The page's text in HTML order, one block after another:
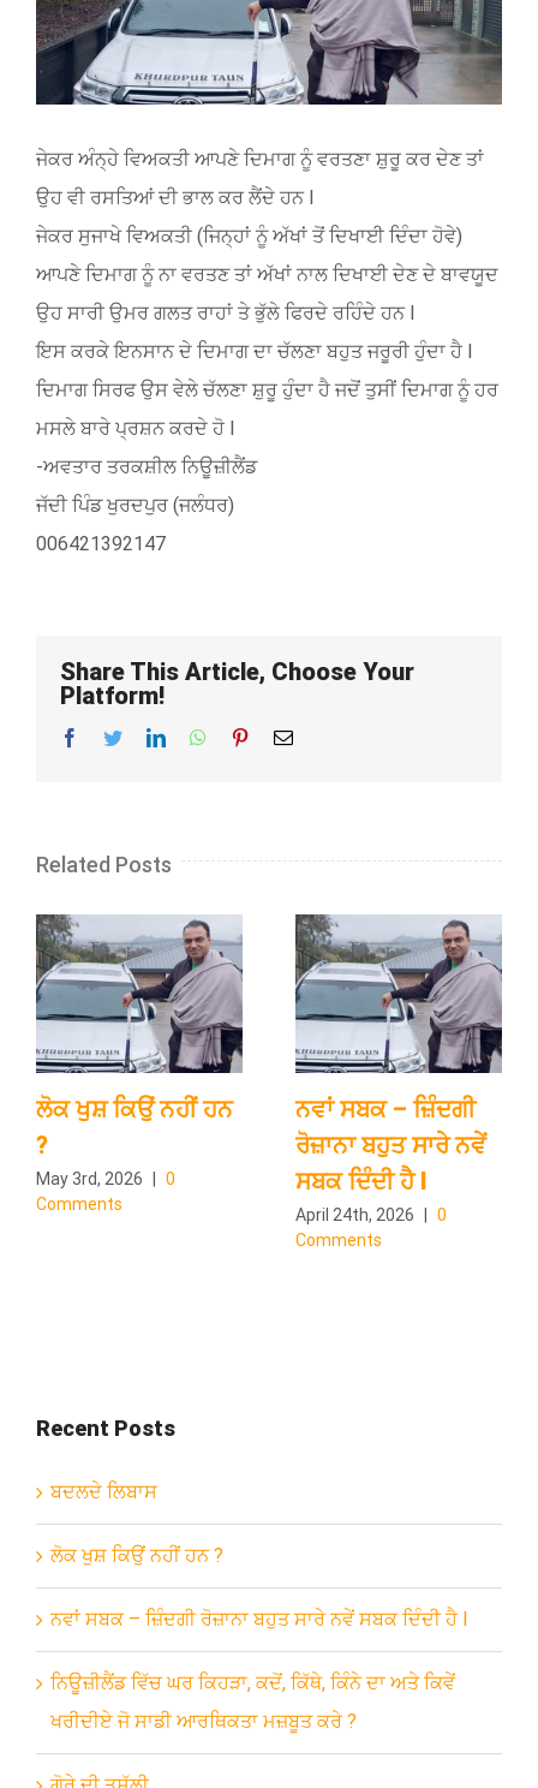
ਜੇਕਰ ਅੰਨ੍ਹੇ ਵਿਅਕਤੀ ਆਪਣੇ ਦਿਮਾਗ ਨੂੰ ਵਰਤਣਾ ਸ਼ੁਰੂ ਕਰ ਦੇਣ ਤਾਂ
ਉਹ ਵੀ ਰਸਤਿਆਂ ਦੀ ਭਾਲ ਕਰ ਲੈਂਦੇ ਹਨ l
ਜੇਕਰ ਸੁਜਾਖੇ ਵਿਅਕਤੀ (ਜਿਨ੍ਹਾਂ ਨੂੰ ਅੱਖਾਂ ਤੋਂ ਦਿਖਾਈ ਦਿੰਦਾ ਹੋਵੇ)
ਆਪਣੇ ਦਿਮਾਗ ਨੂੰ ਨਾ ਵਰਤਣ ਤਾਂ ਅੱਖਾਂ ਨਾਲ ਦਿਖਾਈ ਦੇਣ ਦੇ ਬਾਵਯੂਦ
ਉਹ ਸਾਰੀ ਉਮਰ ਗਲਤ ਰਾਹਾਂ ਤੇ ਭੁੱਲੇ ਫਿਰਦੇ ਰਹਿੰਦੇ ਹਨ l
ਇਸ ਕਰਕੇ ਇਨਸਾਨ ਦੇ ਦਿਮਾਗ ਦਾ ਚੱਲਣਾ ਬਹੁਤ ਜਰੂਰੀ ਹੁੰਦਾ ਹੈ l
ਦਿਮਾਗ ਸਿਰਫ ਉਸ ਵੇਲੇ ਚੱਲਣਾ ਸ਼ੁਰੂ ਹੁੰਦਾ ਹੈ ਜਦੋਂ ਤੁਸੀਂ ਦਿਮਾਗ ਨੂੰ ਹਰ
ਮਸਲੇ ਬਾਰੇ ਪ੍ਰਸ਼ਨ ਕਰਦੇ ਹੋ l
-ਅਵਤਾਰ ਤਰਕਸ਼ੀਲ ਨਿਊਜ਼ੀਲੈਂਡ
ਜੱਦੀ ਪਿੰਡ ਖੁਰਦਪੁਰ (ਜਲੰਧਰ)
006421392147
Share This Article, Choose Your
Platform!
Facebook
TwitterLinkedInWhatsApp
PinterestEmail
Related Posts
ਲੋਕ ਖੁਸ਼ ਕਿਉਂ ਨਹੀਂ ਹਨ
?
May 3rd, 2026
0
Comments
ਨਵਾਂ ਸਬਕ – ਜ਼ਿੰਦਗੀ
ਰੋਜ਼ਾਨਾ ਬਹੁਤ ਸਾਰੇ ਨਵੇਂ
ਸਬਕ ਦਿੰਦੀ ਹੈ l
April 24th, 2026
0
Comments
Recent Posts
ਬਦਲਦੇ ਲਿਬਾਸ
ਲੋਕ ਖੁਸ਼ ਕਿਉਂ ਨਹੀਂ ਹਨ ?
ਨਵਾਂ ਸਬਕ – ਜ਼ਿੰਦਗੀ ਰੋਜ਼ਾਨਾ ਬਹੁਤ ਸਾਰੇ ਨਵੇਂ ਸਬਕ ਦਿੰਦੀ ਹੈ l
ਨਿਊਜ਼ੀਲੈਂਡ ਵਿੱਚ ਘਰ ਕਿਹੜਾ, ਕਦੋਂ, ਕਿੱਥੇ, ਕਿੰਨੇ ਦਾ ਅਤੇ ਕਿਵੇਂ
ਖਰੀਦੀਏ ਜੋ ਸਾਡੀ ਆਰਥਿਕਤਾ ਮਜ਼ਬੂਤ ਕਰੇ ?